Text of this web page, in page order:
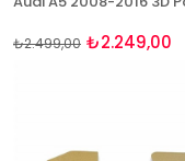
₺2.249,00
₺2.499,00